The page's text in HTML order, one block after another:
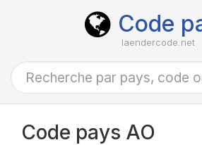
Code
laendercode.net
Code pays AO